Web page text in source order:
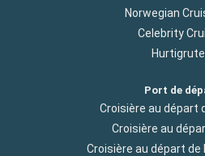
Norwegian
Celebrity
Port de
Croisière au départ
Croisière au
Croisière au départ de